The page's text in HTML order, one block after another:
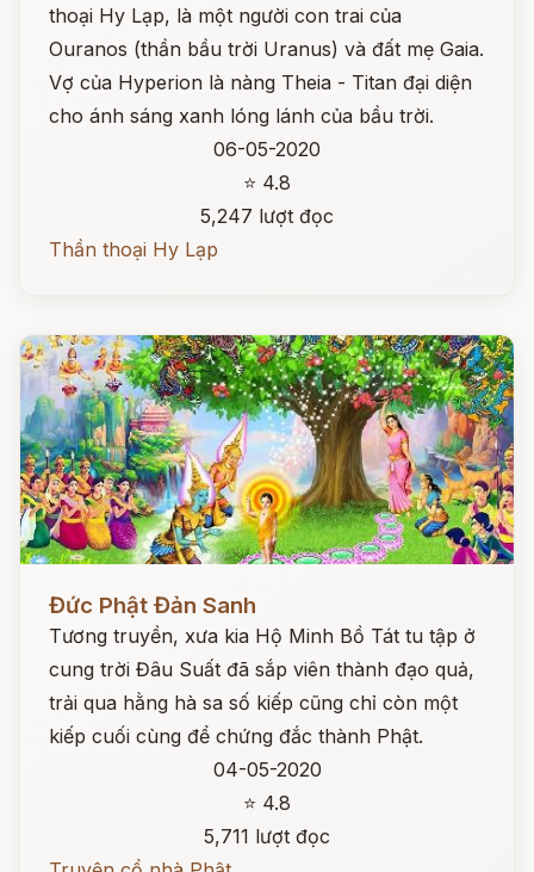
thoại Hy Lạp, là một người con trai của
Ouranos (thần bầu trời Uranus) và đất mẹ Gaia.
Vợ của Hyperion là nàng Theia - Titan đại diện
cho ánh sáng xanh lóng lánh của bầu trời.
06-05-2020
⭐ 4.8
5,247 lượt đọc
Thần thoại Hy Lạp
Đức Phật Đản Sanh
Tương truyền, xưa kia Hộ Minh Bồ Tát tu tập ở
cung trời Đâu Suất đã sắp viên thành đạo quả,
trải qua hằng hà sa số kiếp cũng chỉ còn một
kiếp cuối cùng để chứng đắc thành Phật.
04-05-2020
⭐ 4.8
5,711 lượt đọc